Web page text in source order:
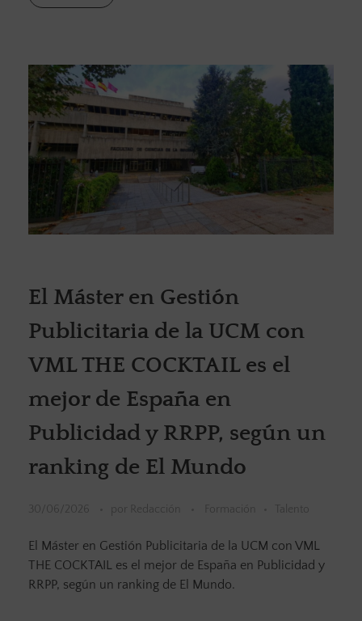
El Máster en Gestión
Publicitaria de la UCM con
VML THE COCKTAIL es el
mejor de España en
Publicidad y RRPP, según un
ranking de El Mundo
30/06/2026 por Redacción Formación Talento
El Máster en Gestión Publicitaria de la UCM con VML
THE COCKTAIL es el mejor de España en Publicidad y
RRPP, según un ranking de El Mundo.